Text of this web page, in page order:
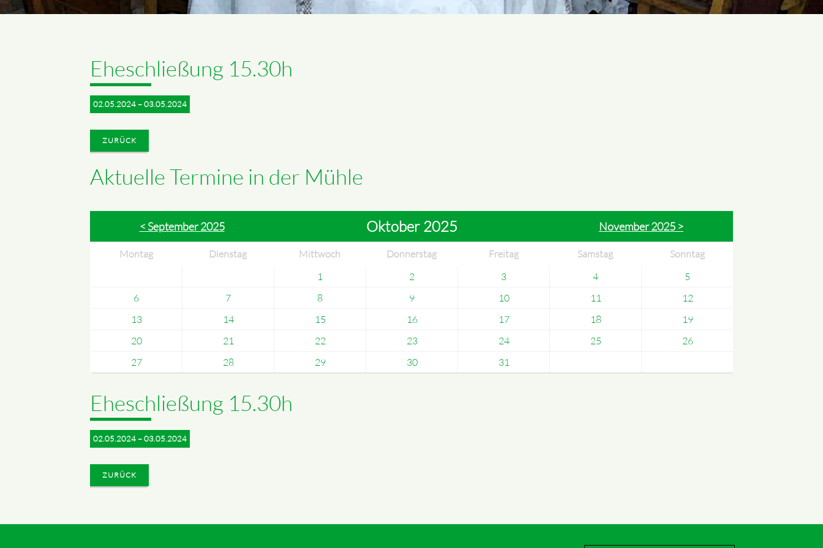
Eheschließung 15.30h
02.05.2024 – 03.05.2024
ZURÜCK
Aktuelle Termine in der Mühle
< September 2025 Oktober 2025 November 2025 >
Montag Dienstag Mittwoch Donnerstag Freitag Samstag
Sonntag
1
2 3 4
5
6
7 8 9 10 11
12
13
14 15 16 17 18
19
20
21 22 23 24 25
26
27
28 29 30 31
Eheschließung 15.30h
02.05.2024 – 03.05.2024
ZURÜCK